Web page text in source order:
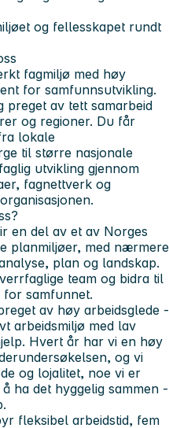
og fellesskapet rundt
fagmiljø med høy
for samfunnsutvikling.
preget av tett samarbeid
og regioner. Du får
lokale
til større nasjonale
utvikling gjennom
fagnettverk og
en del av et av Norges
planmiljøer, med nærmere
plan og landskap.
team og bidra til
samfunnet.
av høy arbeidsglede -
arbeidsmiljø med lav
Hvert år har vi en høy
og vi
og lojalitet, noe vi er
ha det hyggelig sammen -
fleksibel arbeidstid, fem